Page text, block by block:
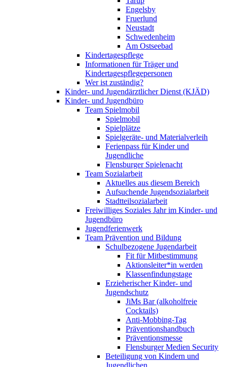
Engelsby
Fruerlund
Neustadt
Schwedenheim
Am Ostseebad
Kindertagespflege
Informationen für Träger und
Kindertagespflegepersonen
Wer ist zuständig?
Kinder- und Jugendärztlicher Dienst (KJÄD)
Kinder- und Jugendbüro
Team Spielmobil
Spielmobil
Spielplätze
Spielgeräte- und Materialverleih
Ferienpass für Kinder und
Jugendliche
Flensburger Spielenacht
Team Sozialarbeit
Aktuelles aus diesem Bereich
Aufsuchende Jugendsozialarbeit
Stadtteilsozialarbeit
Freiwilliges Soziales Jahr im Kinder- und
Jugendbüro
Jugendferienwerk
Team Prävention und Bildung
Schulbezogene Jugendarbeit
Fit für Mitbestimmung
Aktionsleiter*in werden
Klassenfindungstage
Erzieherischer Kinder- und
Jugendschutz
JiMs Bar (alkoholfreie
Cocktails)
Anti-Mobbing-Tag
Präventionshandbuch
Präventionsmesse
Flensburger Medien Security
Beteiligung von Kindern und
Jugendlichen